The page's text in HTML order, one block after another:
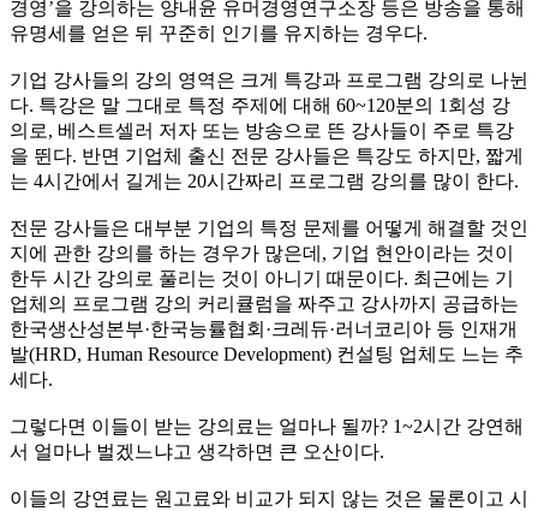
경영’을 강의하는 양내윤 유머경영연구소장 등은 방송을 통해
유명세를 얻은 뒤 꾸준히 인기를 유지하는 경우다.
기업 강사들의 강의 영역은 크게 특강과 프로그램 강의로 나뉜
다. 특강은 말 그대로 특정 주제에 대해 60~120분의 1회성 강
의로, 베스트셀러 저자 또는 방송으로 뜬 강사들이 주로 특강
을 뛴다. 반면 기업체 출신 전문 강사들은 특강도 하지만, 짧게
는 4시간에서 길게는 20시간짜리 프로그램 강의를 많이 한다.
전문 강사들은 대부분 기업의 특정 문제를 어떻게 해결할 것인
지에 관한 강의를 하는 경우가 많은데, 기업 현안이라는 것이
한두 시간 강의로 풀리는 것이 아니기 때문이다. 최근에는 기
업체의 프로그램 강의 커리큘럼을 짜주고 강사까지 공급하는
한국생산성본부·한국능률협회·크레듀·러너코리아 등 인재개
발(HRD, Human Resource Development) 컨설팅 업체도 느는 추
세다.
그렇다면 이들이 받는 강의료는 얼마나 될까? 1~2시간 강연해
서 얼마나 벌겠느냐고 생각하면 큰 오산이다.
이들의 강연료는 원고료와 비교가 되지 않는 것은 물론이고 시